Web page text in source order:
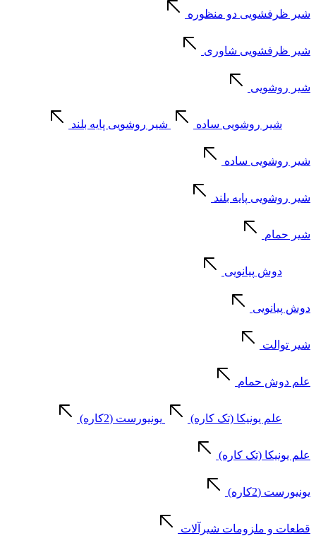
شیر ظرفشویی دو منظوره
شیر ظرفشویی شاوری
شیر روشویی
شیر روشویی ساده شیر روشویی پایه بلند
شیر روشویی ساده
شیر روشویی پایه بلند
شیر حمام
دوش پیانویی
دوش پیانویی
شیر توالت
علم دوش حمام
علم یونیکا (تک کاره) یونیورست (2کاره)
علم یونیکا (تک کاره)
یونیورست (2کاره)
قطعات و ملزومات شیرآلات